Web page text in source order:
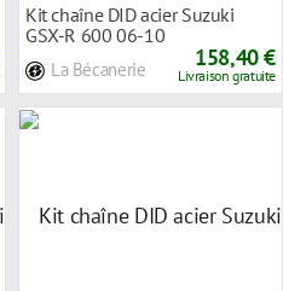
Kit chaîne DID acier Suzuki
GSX-R 600 06-10
La Bécanerie 158,40 €
Livraison gratuite